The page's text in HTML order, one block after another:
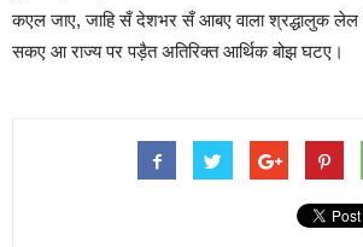
कएल जाए, जाहि सँ देशभर सँ आबए वाला श्रद्धालुक लेल
सकए आ राज्य पर पड़ैत अतिरिक्त आर्थिक बोझ घटए।